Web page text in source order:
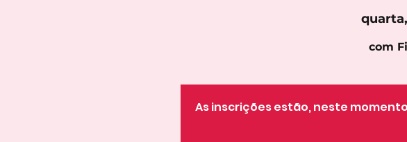
com
As inscrições estão, neste